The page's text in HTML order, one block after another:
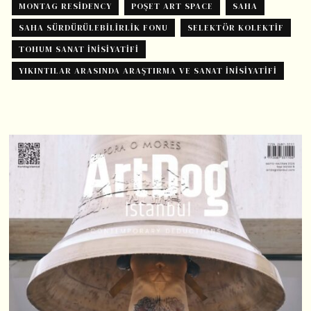
MONTAG RESIDENCY
POŞET ART SPACE
SAHA
SAHA SÜRDÜRÜLEBILIRLIK FONU
SELEKTÖR KOLEKTIF
TOHUM SANAT İNISIYATIFI
YIKINTILAR ARASINDA ARAŞTIRMA VE SANAT İNISIYATIFI